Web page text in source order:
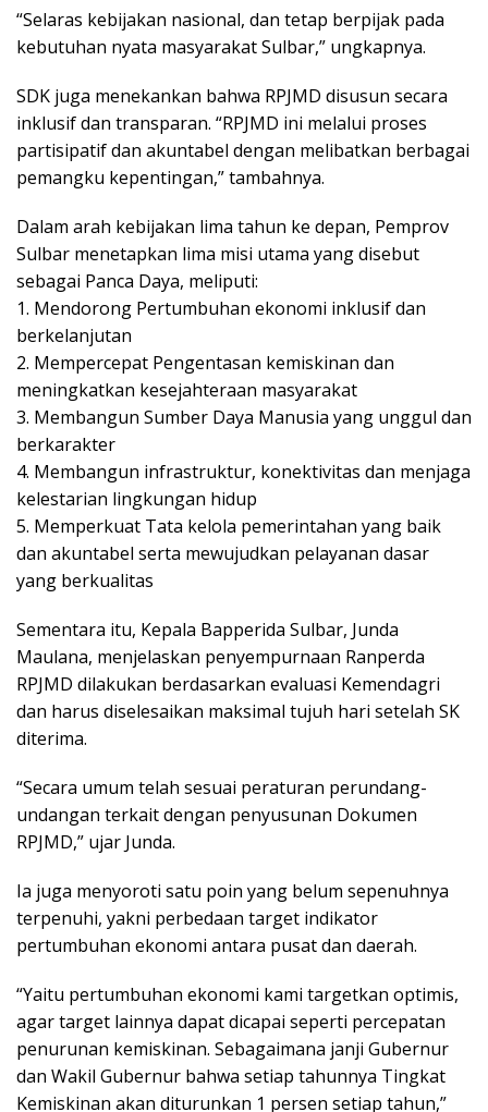
“Selaras kebijakan nasional, dan tetap berpijak pada
kebutuhan nyata masyarakat Sulbar,” ungkapnya.
SDK juga menekankan bahwa RPJMD disusun secara
inklusif dan transparan. “RPJMD ini melalui proses
partisipatif dan akuntabel dengan melibatkan berbagai
pemangku kepentingan,” tambahnya.
Dalam arah kebijakan lima tahun ke depan, Pemprov
Sulbar menetapkan lima misi utama yang disebut
sebagai Panca Daya, meliputi:
1. Mendorong Pertumbuhan ekonomi inklusif dan
berkelanjutan
2. Mempercepat Pengentasan kemiskinan dan
meningkatkan kesejahteraan masyarakat
3. Membangun Sumber Daya Manusia yang unggul dan
berkarakter
4. Membangun infrastruktur, konektivitas dan menjaga
kelestarian lingkungan hidup
5. Memperkuat Tata kelola pemerintahan yang baik
dan akuntabel serta mewujudkan pelayanan dasar
yang berkualitas
Sementara itu, Kepala Bapperida Sulbar, Junda
Maulana, menjelaskan penyempurnaan Ranperda
RPJMD dilakukan berdasarkan evaluasi Kemendagri
dan harus diselesaikan maksimal tujuh hari setelah SK
diterima.
“Secara umum telah sesuai peraturan perundang-
undangan terkait dengan penyusunan Dokumen
RPJMD,” ujar Junda.
Ia juga menyoroti satu poin yang belum sepenuhnya
terpenuhi, yakni perbedaan target indikator
pertumbuhan ekonomi antara pusat dan daerah.
“Yaitu pertumbuhan ekonomi kami targetkan optimis,
agar target lainnya dapat dicapai seperti percepatan
penurunan kemiskinan. Sebagaimana janji Gubernur
dan Wakil Gubernur bahwa setiap tahunnya Tingkat
Kemiskinan akan diturunkan 1 persen setiap tahun,”